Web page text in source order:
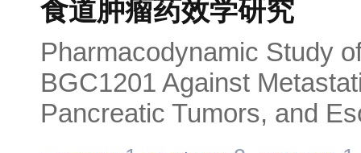
食道肿瘤药效学研究
Pharmacodynamic Study
BGC1201 Against
Pancreatic Tumors, and